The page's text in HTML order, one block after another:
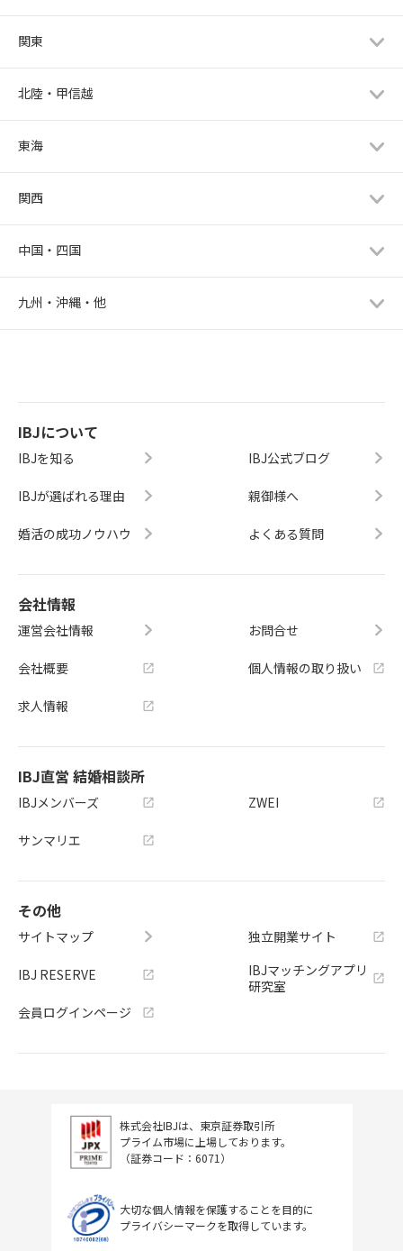
関東
北陸・甲信越
東海
関西
中国・四国
九州・沖縄・他
IBJについて
IBJを知る
IBJが選ばれる理由
婚活の成功ノウハウ
IBJ公式ブログ
親御様へ
よくある質問
会社情報
運営会社情報
会社概要
求人情報
お問合せ
個人情報の取り扱い
IBJ直営 結婚相談所
IBJメンバーズ
サンマリエ
ZWEI
その他
サイトマップ
IBJ RESERVE
会員ログインページ
独立開業サイト
IBJマッチングアプリ
研究室
株式会社IBJは、東京証券取引所
プライム市場に上場しております。
（証券コード：6071）
大切な個人情報を保護することを目的に
プライバシーマークを取得しています。